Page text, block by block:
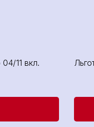
11 вкл.